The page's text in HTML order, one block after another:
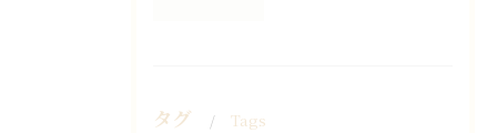
タグ Tags